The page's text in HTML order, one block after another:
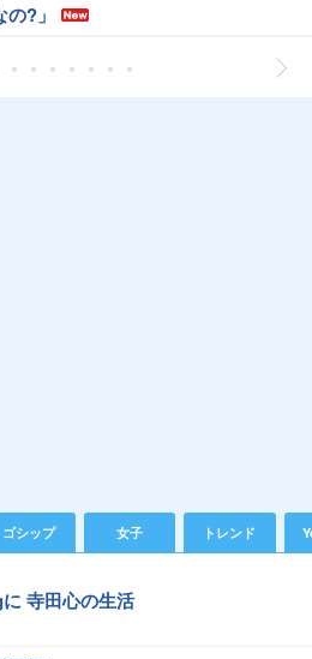
?」
ゴシップ 女子 トレンド
寺田心の生活